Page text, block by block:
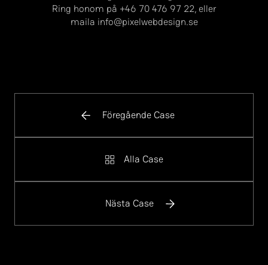
Ring honom på +46 70 476 97 22, eller
maila info@pixelwebdesign.se
Föregående Case
Alla Case
Nästa Case